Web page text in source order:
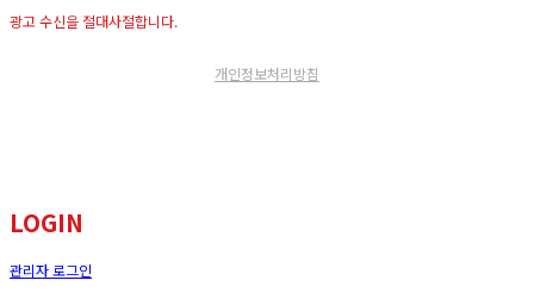
광고 수신을 절대사절합니다.
개인정보처리방침
LOGIN
관리자 로그인